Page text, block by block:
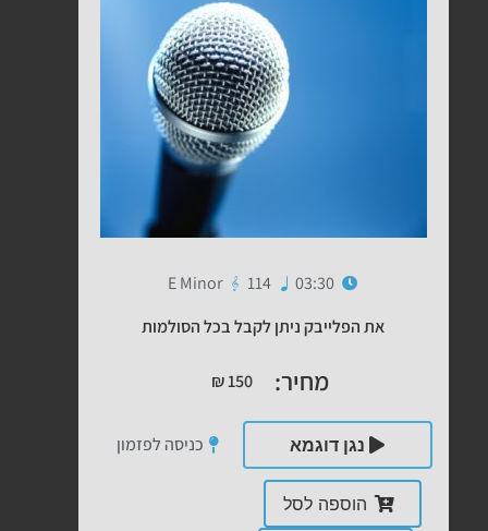
03:30
114
E Minor
את הפלייבק ניתן לקבל בכל הסולמות
מחיר: ₪150
נגן דוגמא כניסה לפזמון
הוספה לסל